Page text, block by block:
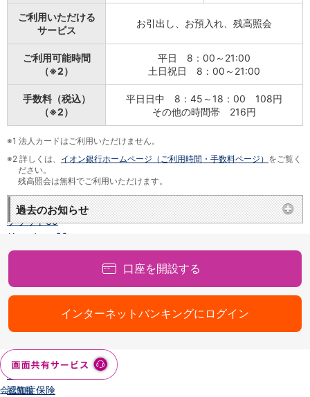
金銭信託
金銭信託のしくみ
取扱商品一覧
iDeCo・国民年金基金
iDeCo（個人型確定拠出年金）
国民年金基金
ロボアドバイザークラウドファンディングTOP
WealthNavi for イオン銀行（ロボアドバイザー）
funds
まいクラウドファンディング
ローン
住宅ローン
お借換えの方
フラット35
リ・バース60
カードローン
目的別ローンマイページ
保険
個人年金保険
がん保険
就業不能保険
認知症保険
ご利用いただける
サービス
お引出し、お預入れ、残高照会
ご利用可能時間
（※2）
平日 8：00～21:00
土日祝日 8：00～21:00
手数料（税込）
（※2）
平日日中 8：45～18：00 108円
その他の時間帯 216円
※1 法人カードはご利用いただけません。
※2 詳しくは、 イオン銀行ホームページ（ご利用時間・手数料ページ） をご覧く
ださい。
残高照会は無料でご利用いただけます。
過去のお知らせ
口座を開設する
インターネットバンキングにログイン
会社情報